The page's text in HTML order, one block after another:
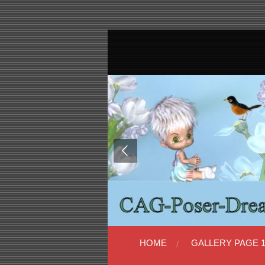
Ga
direct
naar
de
hoofdinhoud
HOME GALLERY PAGE 1